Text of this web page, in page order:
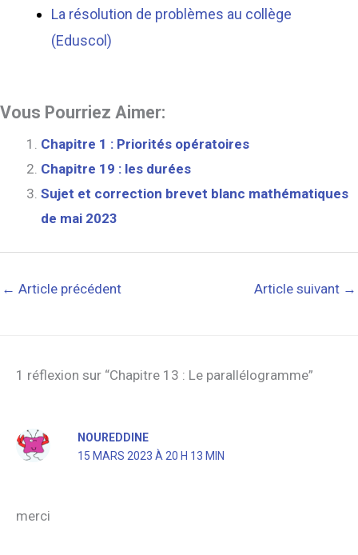
La résolution de problèmes au collège
(Eduscol)
Vous Pourriez Aimer:
Chapitre 1 : Priorités opératoires
Chapitre 19 : les durées
Sujet et correction brevet blanc mathématiques
de mai 2023
← Article précédent Article suivant →
1 réflexion sur “Chapitre 13 : Le parallélogramme”
NOUREDDINE
15 MARS 2023 À 20 H 13 MIN
merci